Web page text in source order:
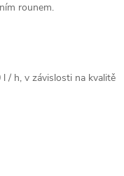
rounem.
/ h, v závislosti na kvalitě